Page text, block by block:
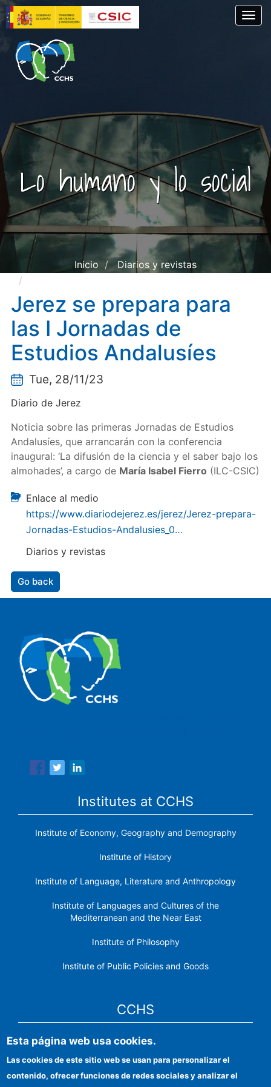
Skip
to
main
content
Lo humano y lo social
Inicio
Diarios y revistas
Jerez se prepara para
las I Jornadas de
Estudios Andalusíes
Tue, 28/11/23
Diario de Jerez
Noticia sobre las primeras Jornadas de Estudios
Andalusíes, que arrancarán con la conferencia
inaugural: ‘La difusión de la ciencia y el saber bajo los
almohades’, a cargo de María Isabel Fierro (ILC-CSIC)
Enlace al medio
https://www.diariodejerez.es/jerez/Jerez-prepara-
Jornadas-Estudios-Andalusies_0…
Diarios y revistas
Go back
Institutes at CCHS
Institute of Economy, Geography and Demography
Institute of History
Institute of Language, Literature and Anthropology
Institute of Languages ​​and Cultures of the
Mediterranean and the Near East
Institute of Philosophy
Institute of Public Policies and Goods
CCHS
CSIC Electronic Office
Institutional identity
Esta página web usa cookies.
Las cookies de este sitio web se usan para personalizar el
contenido, ofrecer funciones de redes sociales y analizar el